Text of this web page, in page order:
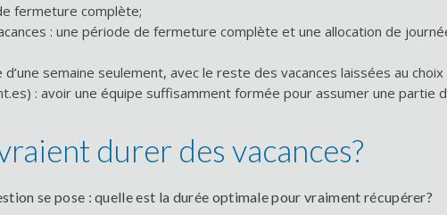
fermeture complète;
: une période de fermeture complète et une allocation de
semaine seulement, avec le reste des vacances laissées au
: avoir une équipe suffisamment formée pour assumer une partie
durer des vacances?
se pose : quelle est la durée optimale pour vraiment récupérer?